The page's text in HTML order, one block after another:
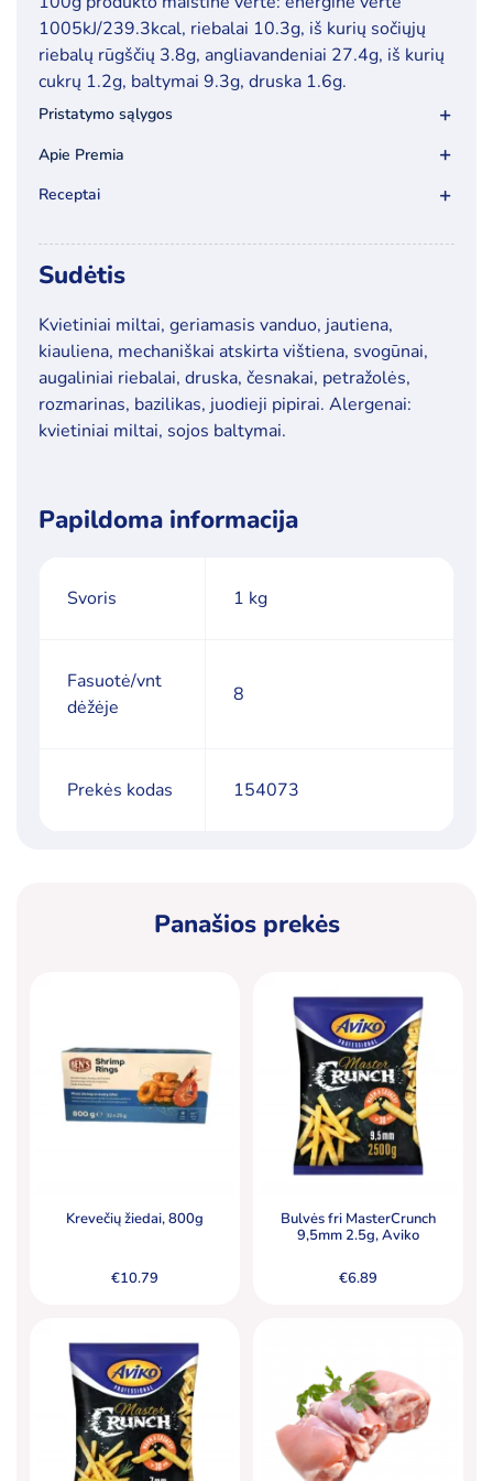
1005kJ/239.3kcal, riebalai 10.3g, iš kurių sočiųjų
riebalų rūgščių 3.8g, angliavandeniai 27.4g, iš kurių
cukrų 1.2g, baltymai 9.3g, druska 1.6g.
Pristatymo sąlygos
Apie Premia
Receptai
Sudėtis
Kvietiniai miltai, geriamasis vanduo, jautiena,
kiauliena, mechaniškai atskirta vištiena, svogūnai,
augaliniai riebalai, druska, česnakai, petražolės,
rozmarinas, bazilikas, juodieji pipirai. Alergenai:
kvietiniai miltai, sojos baltymai.
Papildoma informacija
Svoris 1 kg
Fasuotė/vnt
dėžėje
8
Prekės kodas 154073
Panašios prekės
Krevečių žiedai, 800g
€10.79
Bulvės fri MasterCrunch
9,5mm 2.5g, Aviko
€6.89